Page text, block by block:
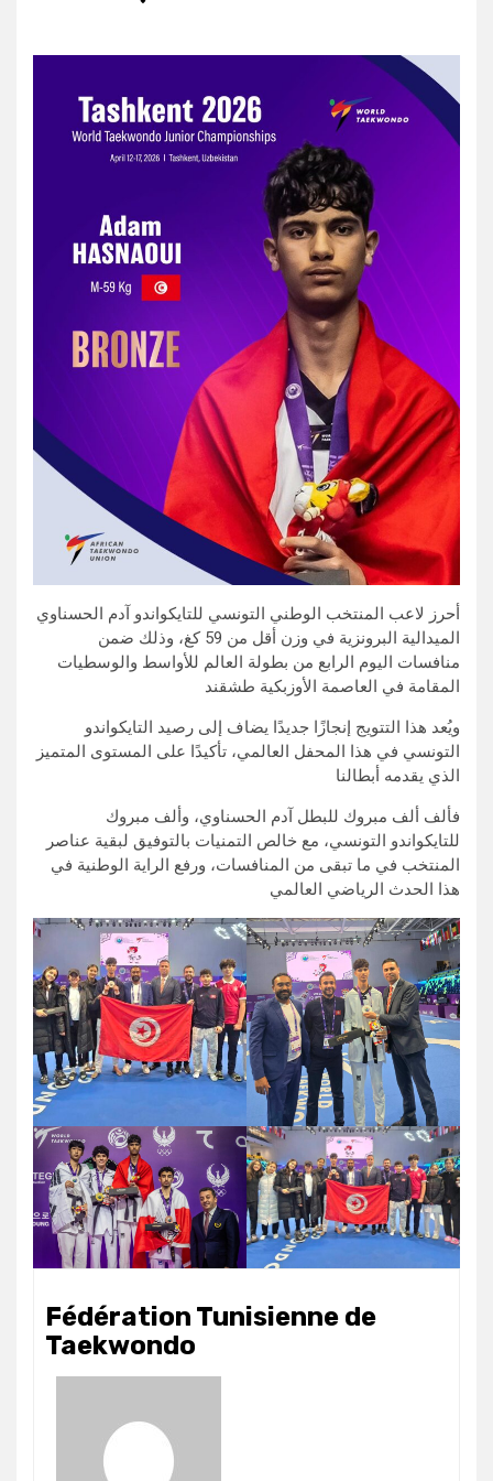
أحرز لاعب المنتخب الوطني التونسي للتايكواندو آدم الحسناوي
الميدالية البرونزية في وزن أقل من 59 كغ، وذلك ضمن
منافسات اليوم الرابع من بطولة العالم للأواسط والوسطيات
المقامة في العاصمة الأوزبكية طشقند
ويُعد هذا التتويج إنجازًا جديدًا يضاف إلى رصيد التايكواندو
التونسي في هذا المحفل العالمي، تأكيدًا على المستوى المتميز
الذي يقدمه أبطالنا
فألف ألف مبروك للبطل آدم الحسناوي، وألف مبروك
للتايكواندو التونسي، مع خالص التمنيات بالتوفيق لبقية عناصر
المنتخب في ما تبقى من المنافسات، ورفع الراية الوطنية في
هذا الحدث الرياضي العالمي
Fédération Tunisienne de
Taekwondo